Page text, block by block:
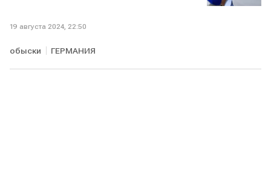
19 августа 2024, 22:50
обыски ГЕРМАНИЯ